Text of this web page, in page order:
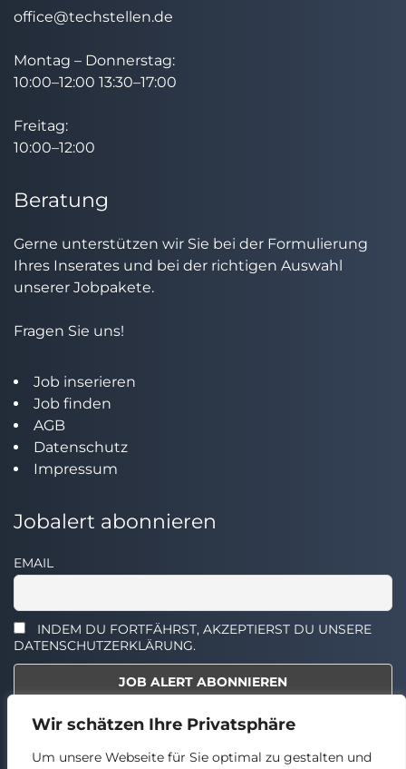
Wir schätzen Ihre Privatsphäre
Um unsere Webseite für Sie optimal zu gestalten und
office@techstellen.de
Montag – Donnerstag:
10:00–12:00 13:30–17:00
Freitag:
10:00–12:00
Beratung
Gerne unterstützen wir Sie bei der Formulierung
Ihres Inserates und bei der richtigen Auswahl
unserer Jobpakete.
Fragen Sie uns!
Job inserieren
Job finden
AGB
Datenschutz
Impressum
Jobalert abonnieren
EMAIL
INDEM DU FORTFÄHRST, AKZEPTIERST DU UNSERE
DATENSCHUTZERKLÄRUNG.
Select the widget you want to show.